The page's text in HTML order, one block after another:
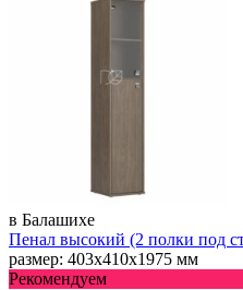
в Балашихе
Пенал высокий (2 полки под
размер: 403х410х1975 мм
Рекомендуем